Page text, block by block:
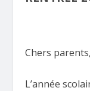
Chers parents,
L’année